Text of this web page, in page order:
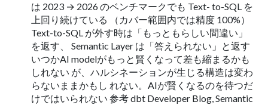
は 2023 → 2026 のベンチマークでも Text- to-SQL を
上回り続けている （カバー範囲内では精度 100%）
Text-to-SQL が外す時は「もっともらしい間違い」
を返す、 Semantic Layer は「答えられない」と返す
いつかAI modelがもっと賢くなって差も縮まるかも
しれない が、ハルシネーションが生じる構造は変わ
らないままかもし れない。AIが賢くなるのを待つだ
けではいられない 参考 dbt Developer Blog, Semantic